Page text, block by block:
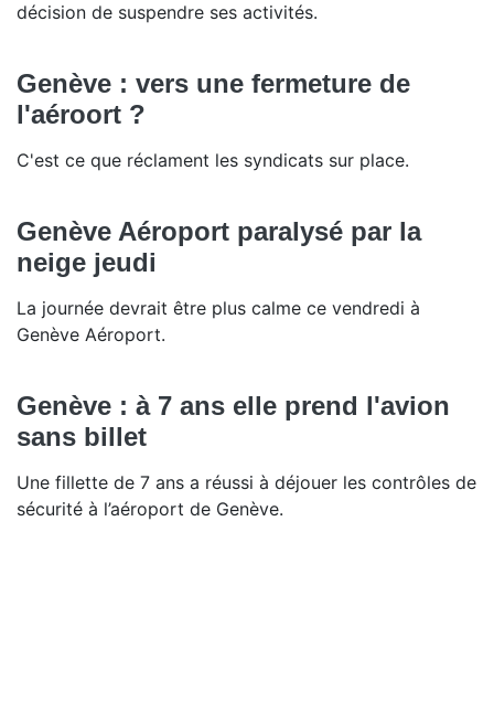
décision de suspendre ses activités.
Genève : vers une fermeture de
l'aéroort ?
C'est ce que réclament les syndicats sur place.
Genève Aéroport paralysé par la
neige jeudi
La journée devrait être plus calme ce vendredi à
Genève Aéroport.
Genève : à 7 ans elle prend l'avion
sans billet
Une fillette de 7 ans a réussi à déjouer les contrôles de
sécurité à l’aéroport de Genève.